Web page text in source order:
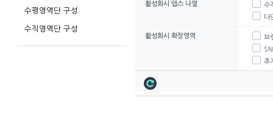
수평영역단 구성
수직영역단 구성
활성화시 뎁스 나열
수
다
활성화시 확장영역
브
추